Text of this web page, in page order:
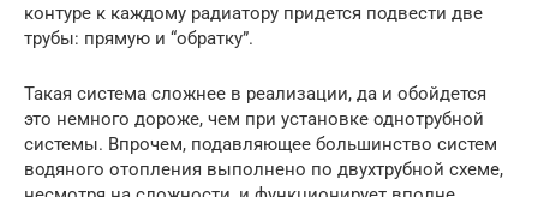
контуре к каждому радиатору придется подвести две
трубы: прямую и “обратку”.
Такая система сложнее в реализации, да и обойдется
это немного дороже, чем при установке однотрубной
системы. Впрочем, подавляющее большинство систем
водяного отопления выполнено по двухтрубной схеме,